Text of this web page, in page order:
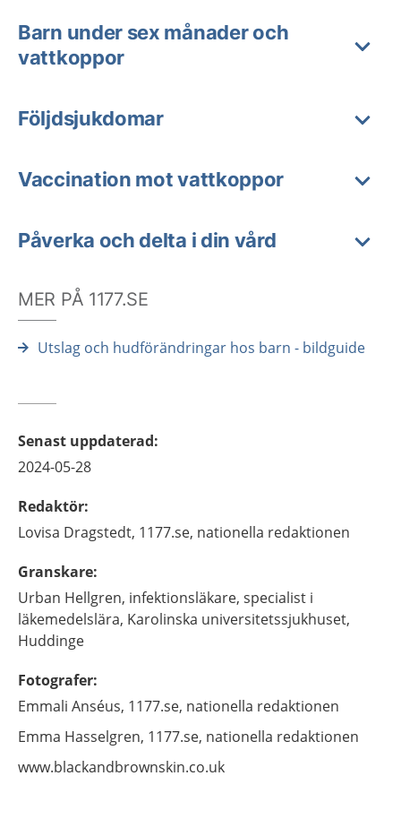
Barn under sex månader och
vattkoppor
Följdsjukdomar
Vaccination mot vattkoppor
Påverka och delta i din vård
MER PÅ 1177.SE
Utslag och hudförändringar hos barn - bildguide
Senast uppdaterad:
2024-05-28
Redaktör:
Lovisa Dragstedt, 1177.se, nationella redaktionen
Granskare:
Urban Hellgren, infektionsläkare, specialist i
läkemedelslära, Karolinska universitetssjukhuset,
Huddinge
Fotografer:
Emmali Anséus, 1177.se, nationella redaktionen
Emma Hasselgren, 1177.se, nationella redaktionen
www.blackandbrownskin.co.uk